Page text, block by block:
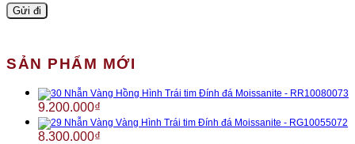
SẢN PHẨM MỚI
Nhẫn Vàng Hồng Hình Trái tim Đính đá Moissanite - RR10080073
9.200.000₫
Nhẫn Vàng Vàng Hình Trái tim Đính đá Moissanite - RG10055072
8.300.000₫